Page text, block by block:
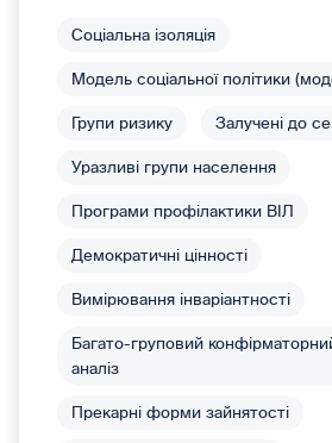
Соціальна ізоляція
Модель соціальної політики
Групи ризику Залучені до
Уразливі групи населення
Програми профілактики ВІЛ
Демократичні цінності
Вимірювання інваріантності
Багато-груповий
аналіз
Прекарні форми зайнятості